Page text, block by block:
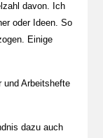
davon. Ich
oder Ideen. So
Einige
Arbeitshefte
dazu auch